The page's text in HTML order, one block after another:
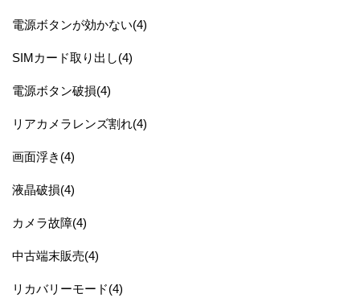
電源ボタンが効かない(4)
SIMカード取り出し(4)
電源ボタン破損(4)
リアカメラレンズ割れ(4)
画面浮き(4)
液晶破損(4)
カメラ故障(4)
中古端末販売(4)
リカバリーモード(4)